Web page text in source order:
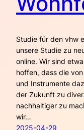
Studie für den vhw
unsere Studie zu
online. Wir sind
hoffen, dass die
und Instrumente
der Zukunft zu
nachhaltiger zu
wir…
2025-04-29